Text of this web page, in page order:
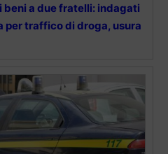
beni a due fratelli: indagati
per traffico di droga, usura